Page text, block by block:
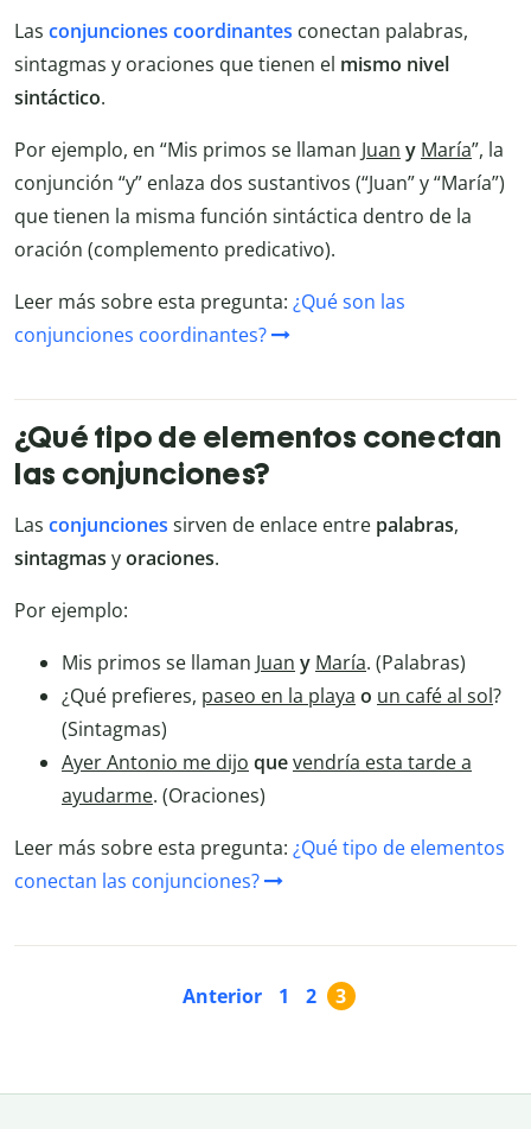
Las conjunciones coordinantes conectan palabras,
sintagmas y oraciones que tienen el mismo nivel
sintáctico.
Por ejemplo, en “Mis primos se llaman Juan y María”, la
conjunción “y” enlaza dos sustantivos (“Juan” y “María”)
que tienen la misma función sintáctica dentro de la
oración (complemento predicativo).
Leer más sobre esta pregunta: ¿Qué son las
conjunciones coordinantes?
¿Qué tipo de elementos conectan
las conjunciones?
Las conjunciones sirven de enlace entre palabras,
sintagmas yoraciones.
Por ejemplo:
Mis primos se llaman Juan y María. (Palabras)
¿Qué prefieres, paseo en la playa o un café al sol?
(Sintagmas)
Ayer Antonio me dijo quevendría esta tarde a
ayudarme. (Oraciones)
Leer más sobre esta pregunta: ¿Qué tipo de elementos
conectan las conjunciones?
Anterior 1 2 3